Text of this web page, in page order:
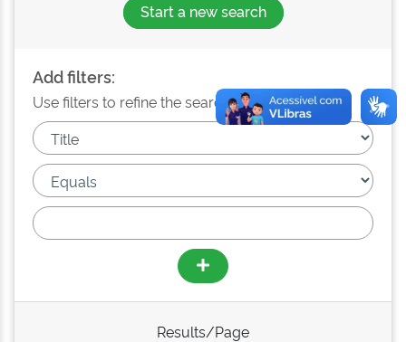
Start a new search
Add filters:
Use filters to refine the search results.
Results/Page